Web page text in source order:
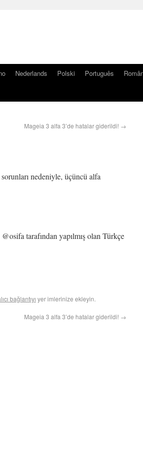
Nederlands Polski Português
Mageia 3 alfa 3’de hatalar giderildi! →
sorunları nedeniyle, üçüncü alfa
tarafından yapılmış olan Türkçe
bağlantıyı yer imlerinize ekleyin.
Mageia 3 alfa 3’de hatalar giderildi! →